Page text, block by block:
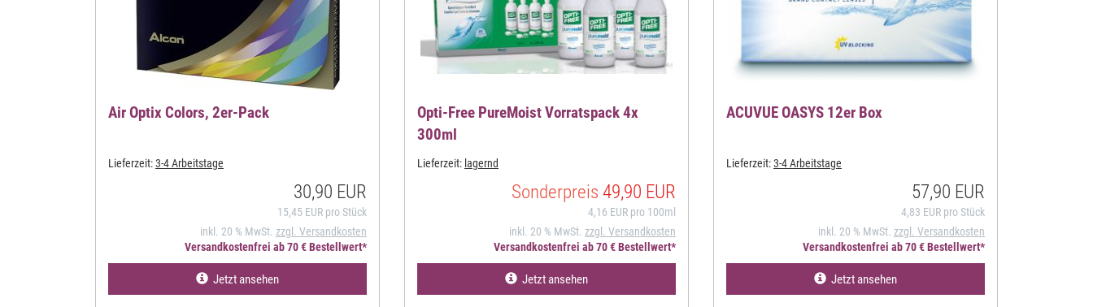
Air Optix Colors, 2er-Pack
Lieferzeit:3-4 Arbeitstage
30,90 EUR
15,45 EUR pro Stück
inkl. 20 % MwSt. zzgl. Versandkosten
Versandkostenfrei ab 70 € Bestellwert*
Jetzt ansehen
Opti-Free PureMoist Vorratspack 4x
300ml
Lieferzeit: lagernd
Sonderpreis 49,90 EUR
4,16 EUR pro 100ml
inkl. 20 % MwSt. zzgl. Versandkosten
Versandkostenfrei ab 70 € Bestellwert*
Jetzt ansehen
ACUVUE OASYS 12er Box
Lieferzeit:3-4 Arbeitstage
57,90 EUR
4,83 EUR pro Stück
inkl. 20 % MwSt. zzgl. Versandkosten
Versandkostenfrei ab 70 € Bestellwert*
Jetzt ansehen